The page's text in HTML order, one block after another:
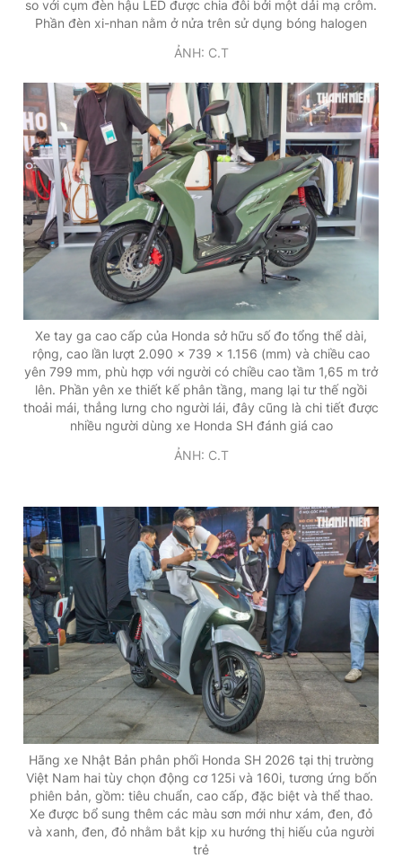
so với cụm đèn hậu LED được chia đôi bởi một dải mạ crôm.
Phần đèn xi-nhan nằm ở nửa trên sử dụng bóng halogen
ẢNH: C.T
Xe tay ga cao cấp của Honda sở hữu số đo tổng thể dài,
rộng, cao lần lượt 2.090 x 739 x 1.156 (mm) và chiều cao
yên 799 mm, phù hợp với người có chiều cao tầm 1,65 m trở
lên. Phần yên xe thiết kế phân tầng, mang lại tư thế ngồi
thoải mái, thẳng lưng cho người lái, đây cũng là chi tiết được
nhiều người dùng xe Honda SH đánh giá cao
ẢNH: C.T
Hãng xe Nhật Bản phân phối Honda SH 2026 tại thị trường
Việt Nam hai tùy chọn động cơ 125i và 160i, tương ứng bốn
phiên bản, gồm: tiêu chuẩn, cao cấp, đặc biệt và thể thao.
Xe được bổ sung thêm các màu sơn mới như xám, đen, đỏ
và xanh, đen, đỏ nhằm bắt kịp xu hướng thị hiếu của người
trẻ